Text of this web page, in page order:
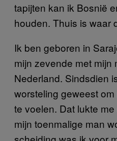
tapijten kan ik Bosnië
houden. Thuis is waar
Ik ben geboren in
mijn zevende met mijn
Nederland. Sindsdien
worsteling geweest
te voelen. Dat lukte
mijn toenmalige man